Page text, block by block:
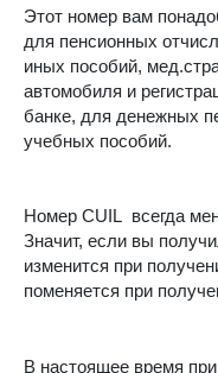
Этот номер вам
для пенсионных
иных пособий,
автомобиля и
банке, для денежных
учебных пособий.
Номер CUIL всегда
Значит, если вы
изменится при
поменяется при
В настоящее время